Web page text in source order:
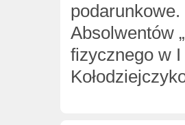
Absolwentów
fizycznego w